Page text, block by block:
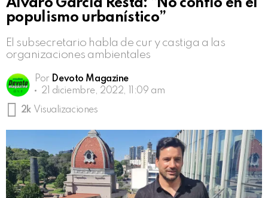
Álvaro García Resta: “No confío en el
populismo urbanístico”
El subsecretario habla de cur y castiga a las
organizaciones ambientales
Por Devoto Magazine
21 diciembre, 2022, 11:09 am
2k Visualizaciones